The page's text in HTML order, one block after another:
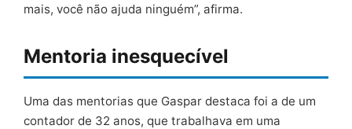
mais, você não ajuda ninguém”, afirma.
Mentoria inesquecível
Uma das mentorias que Gaspar destaca foi a de um
contador de 32 anos, que trabalhava em uma